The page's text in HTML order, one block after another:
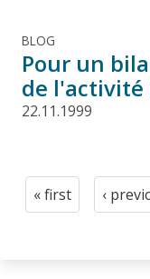
BLOG
Pour un
de
22.11.1999
Pagination
First
« first ‹